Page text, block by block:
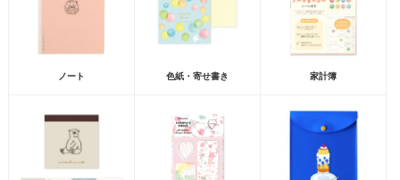
ノート 色紙・寄せ書き 家計簿